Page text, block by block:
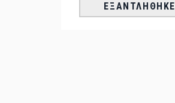
ΕΞΑΝΤΛΉΘΗΚΕ